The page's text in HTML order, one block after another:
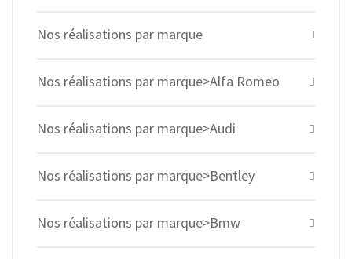
Nos réalisations par marque
Nos réalisations par marque>Alfa Romeo
Nos réalisations par marque>Audi
Nos réalisations par marque>Bentley
Nos réalisations par marque>Bmw